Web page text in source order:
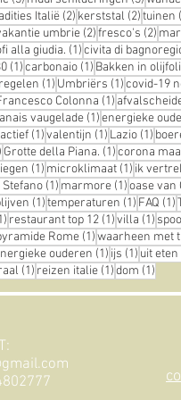
Italië (2) 2 posts
kerststal (2)2 posts
tuinen
posts umbrie (2)2 posts
fresco's (2) 2
alla giudia. (1)1 post
civita di
(1)1 post
carbonaio (1) 1 post
Bakken in
(1) 1 post
Umbriërs (1)1 post
covid-19
post Colonna (1) 1 post
1 post
anais vaugelade (1)1 post
energieke
1 post
actief (1)1 post
valentijn (1) 1 post
Lazio (1) 1
1 post
Grotte della Piana. (1)1 post
corona
(1) 1 post
microklimaat (1) 1 post
ik
Stefano (1) 1 post
marmore (1)1 post
oase van
(1)1 post
temperaturen (1) 1 post
FAQ (1)
1 post
restaurant top 12 (1)1 post
villa (1) 1
post Rome (1)1 post
waarheen met
post ouderen (1) 1 post
ijs (1) 1 post
uit eten
(1) 1 post
reizen italie (1)1 post
dom (1)